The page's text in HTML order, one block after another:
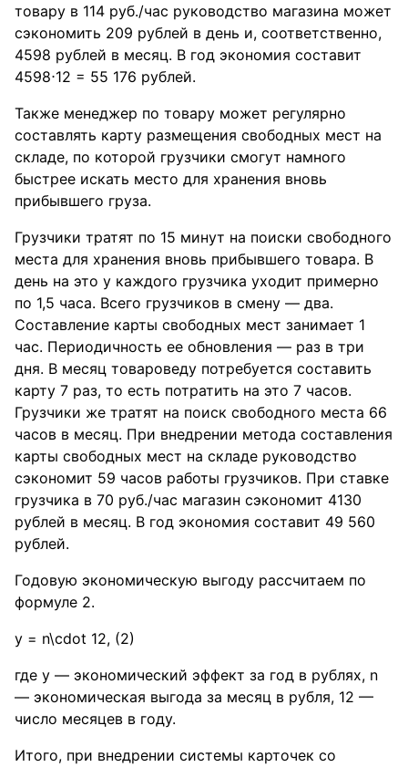
товару в 114 руб./час руководство магазина может
сэкономить 209 рублей в день и, соответственно,
4598 рублей в месяц. В год экономия составит
4598⋅12 = 55 176 рублей.
Также менеджер по товару может регулярно
составлять карту размещения свободных мест на
складе, по которой грузчики смогут намного
быстрее искать место для хранения вновь
прибывшего груза.
Грузчики тратят по 15 минут на поиски свободного
места для хранения вновь прибывшего товара. В
день на это у каждого грузчика уходит примерно
по 1,5 часа. Всего грузчиков в смену — два.
Составление карты свободных мест занимает 1
час. Периодичность ее обновления — раз в три
дня. В месяц товароведу потребуется составить
карту 7 раз, то есть потратить на это 7 часов.
Грузчики же тратят на поиск свободного места 66
часов в месяц. При внедрении метода составления
карты свободных мест на складе руководство
сэкономит 59 часов работы грузчиков. При ставке
грузчика в 70 руб./час магазин сэкономит 4130
рублей в месяц. В год экономия составит 49 560
рублей.
Годовую экономическую выгоду рассчитаем по
формуле 2.
y = n\cdot 12, (2)
где y — экономический эффект за год в рублях, n
— экономическая выгода за месяц в рубля, 12 —
число месяцев в году.
Итого, при внедрении системы карточек со